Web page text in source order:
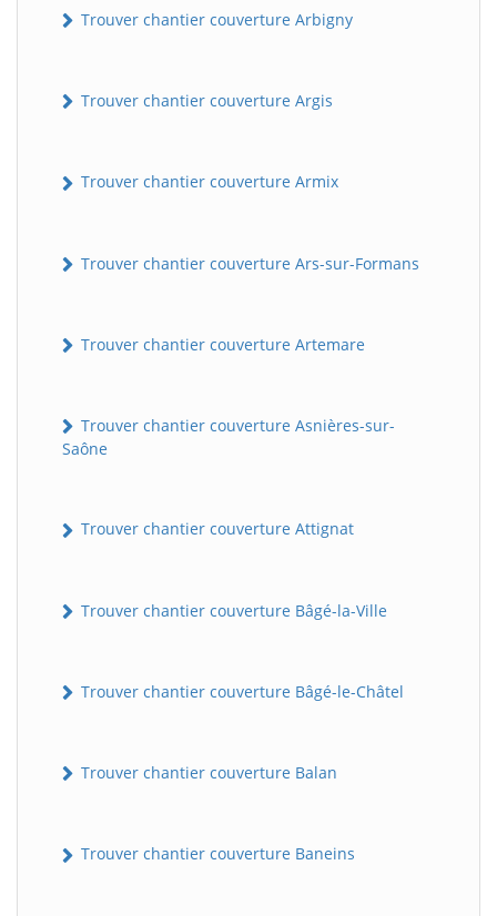
Trouver chantier couverture Arbigny
Trouver chantier couverture Argis
Trouver chantier couverture Armix
Trouver chantier couverture Ars-sur-Formans
Trouver chantier couverture Artemare
Trouver chantier couverture Asnières-sur-
Saône
Trouver chantier couverture Attignat
Trouver chantier couverture Bâgé-la-Ville
Trouver chantier couverture Bâgé-le-Châtel
Trouver chantier couverture Balan
Trouver chantier couverture Baneins